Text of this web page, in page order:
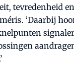
tevredenheid en
‘Daarbij